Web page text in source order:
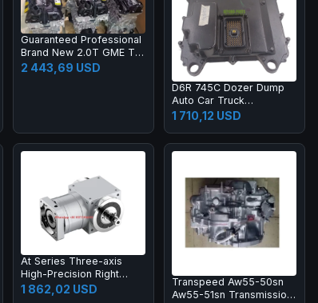
Guaranteed Professional
Brand New 2.0T GME T4
With Hurricane Turbo
Engine for Jeep
2 443,69 USD
D6R 745C Dozer Dump
Auto Car Truck
Transmission Systems
GP Controller ECM ECU
20R-7217 365-6773
1 710,12 USD
At Series Three-axis
High-Precision Right
Angle Gearbox with
Spiral Bevel Gear for
1 862,02 USD
Transpeed Aw55-50sn
Aw55-51sn Transmission